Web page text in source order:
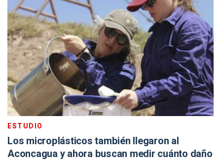
ESTUDIO
Los microplásticos también llegaron al
Aconcagua y ahora buscan medir cuánto daño